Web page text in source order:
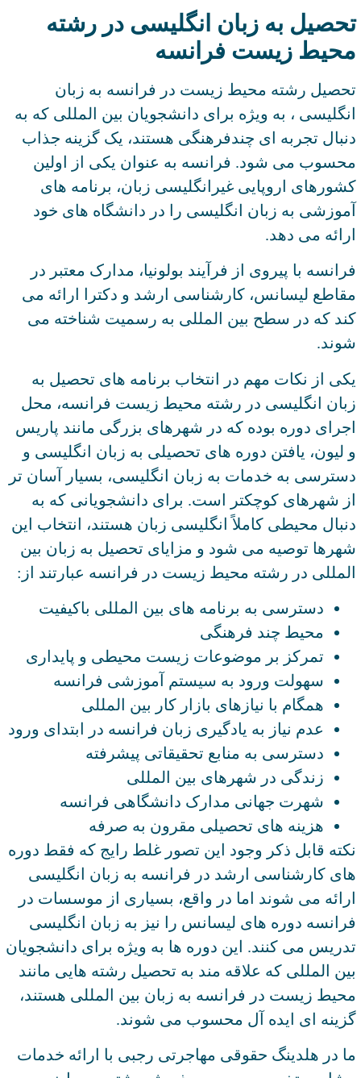
تحصیل به زبان انگلیسی در رشته
محیط زیست فرانسه
تحصیل رشته محیط زیست در فرانسه به زبان
انگلیسی ، به ویژه برای دانشجویان بین المللی که به
دنبال تجربه ای چندفرهنگی هستند، یک گزینه جذاب
محسوب می شود. فرانسه به عنوان یکی از اولین
کشورهای اروپایی غیرانگلیسی زبان، برنامه های
آموزشی به زبان انگلیسی را در دانشگاه های خود
ارائه می دهد.
فرانسه با پیروی از فرآیند بولونیا، مدارک معتبر در
مقاطع لیسانس، کارشناسی ارشد و دکترا ارائه می
کند که در سطح بین المللی به رسمیت شناخته می
شوند.
یکی از نکات مهم در انتخاب برنامه های تحصیل به
زبان انگلیسی در رشته محیط زیست فرانسه، محل
اجرای دوره بوده که در شهرهای بزرگی مانند پاریس
و لیون، یافتن دوره های تحصیلی به زبان انگلیسی و
دسترسی به خدمات به زبان انگلیسی، بسیار آسان تر
از شهرهای کوچکتر است. برای دانشجویانی که به
دنبال محیطی کاملاً انگلیسی زبان هستند، انتخاب این
شهرها توصیه می شود و مزایای تحصیل به زبان بین
المللی در رشته محیط زیست در فرانسه عبارتند از:
دسترسی به برنامه های بین المللی باکیفیت
محیط چند فرهنگی
تمرکز بر موضوعات زیست محیطی و پایداری
سهولت ورود به سیستم آموزشی فرانسه
همگام با نیازهای بازار کار بین المللی
عدم نیاز به یادگیری زبان فرانسه در ابتدای ورود
دسترسی به منابع تحقیقاتی پیشرفته
زندگی در شهرهای بین المللی
شهرت جهانی مدارک دانشگاهی فرانسه
هزینه های تحصیلی مقرون به صرفه
نکته قابل ذکر وجود این تصور غلط رایج که فقط دوره
های کارشناسی ارشد در فرانسه به زبان انگلیسی
ارائه می شوند اما در واقع، بسیاری از موسسات در
فرانسه دوره های لیسانس را نیز به زبان انگلیسی
تدریس می کنند. این دوره ها به ویژه برای دانشجویان
بین المللی که علاقه مند به تحصیل رشته هایی مانند
محیط زیست در فرانسه به زبان بین المللی هستند،
گزینه ای ایده آل محسوب می شوند.
ما در هلدینگ حقوقی مهاجرتی رجبی با ارائه خدمات